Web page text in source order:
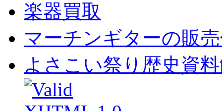
楽器買取
マーチンギターの販
よさこい祭り歴史資